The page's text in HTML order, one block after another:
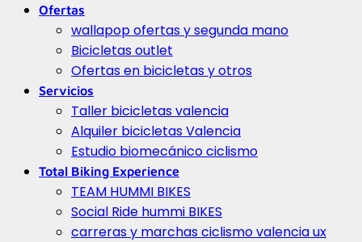
Ofertas
wallapop ofertas y segunda mano
Bicicletas outlet
Ofertas en bicicletas y otros
Servicios
Taller bicicletas valencia
Alquiler bicicletas Valencia
Estudio biomecánico ciclismo
Total Biking Experience
TEAM HUMMI BIKES
Social Ride hummi BIKES
carreras y marchas ciclismo valencia ux